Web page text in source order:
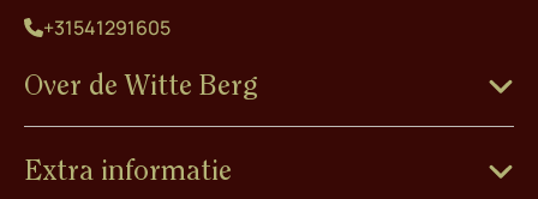
+31541291605
Over de Witte Berg
Extra informatie